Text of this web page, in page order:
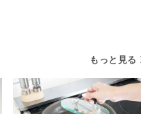
もっと見る